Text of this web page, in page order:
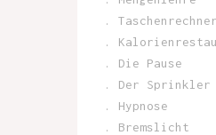
. Taschenrechner
.
. Die Pause
. Der Sprinkler
. Hypnose
. Bremslicht